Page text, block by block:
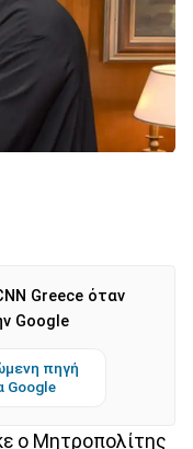
Greece όταν
Google
πηγή
Google
ο Μητροπολίτης